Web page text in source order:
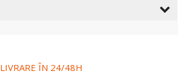
LIVRARE ÎN 24/48H